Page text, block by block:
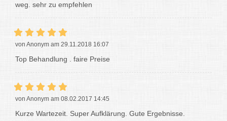
weg. sehr zu empfehlen
von Anonym am 29.11.2018 16:07
Top Behandlung . faire Preise
von Anonym am 08.02.2017 14:45
Kurze Wartezeit. Super Aufklärung. Gute Ergebnisse.